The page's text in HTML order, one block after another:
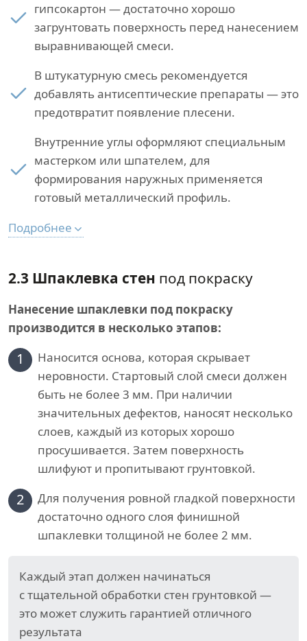
гипсокартон — достаточно хорошо
загрунтовать поверхность перед нанесением
выравнивающей смеси.
В штукатурную смесь рекомендуется
добавлять антисептические препараты — это
предотвратит появление плесени.
Внутренние углы оформляют специальным
мастерком или шпателем, для
формирования наружных применяется
готовый металлический профиль.
Подробнее
2.3 Шпаклевка стен под покраску
Нанесение шпаклевки под покраску
производится в несколько этапов:
1
Наносится основа, которая скрывает
неровности. Стартовый слой смеси должен
быть не более 3 мм. При наличии
значительных дефектов, наносят несколько
слоев, каждый из которых хорошо
просушивается. Затем поверхность
шлифуют и пропитывают грунтовкой.
2
Для получения ровной гладкой поверхности
достаточно одного слоя финишной
шпаклевки толщиной не более 2 мм.
Каждый этап должен начинаться
с тщательной обработки стен грунтовкой —
это может служить гарантией отличного
результата